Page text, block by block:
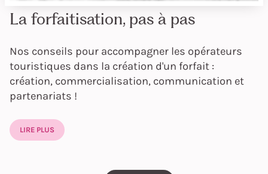
La forfaitisation, pas à pas
Nos conseils pour accompagner les opérateurs
touristiques dans la création d'un forfait :
création, commercialisation, communication et
partenariats !
LIRE PLUS